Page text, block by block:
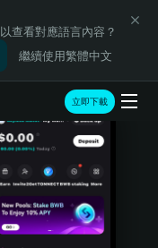
以查看對應語言內容？
繼續使用繁體中文
立即下載